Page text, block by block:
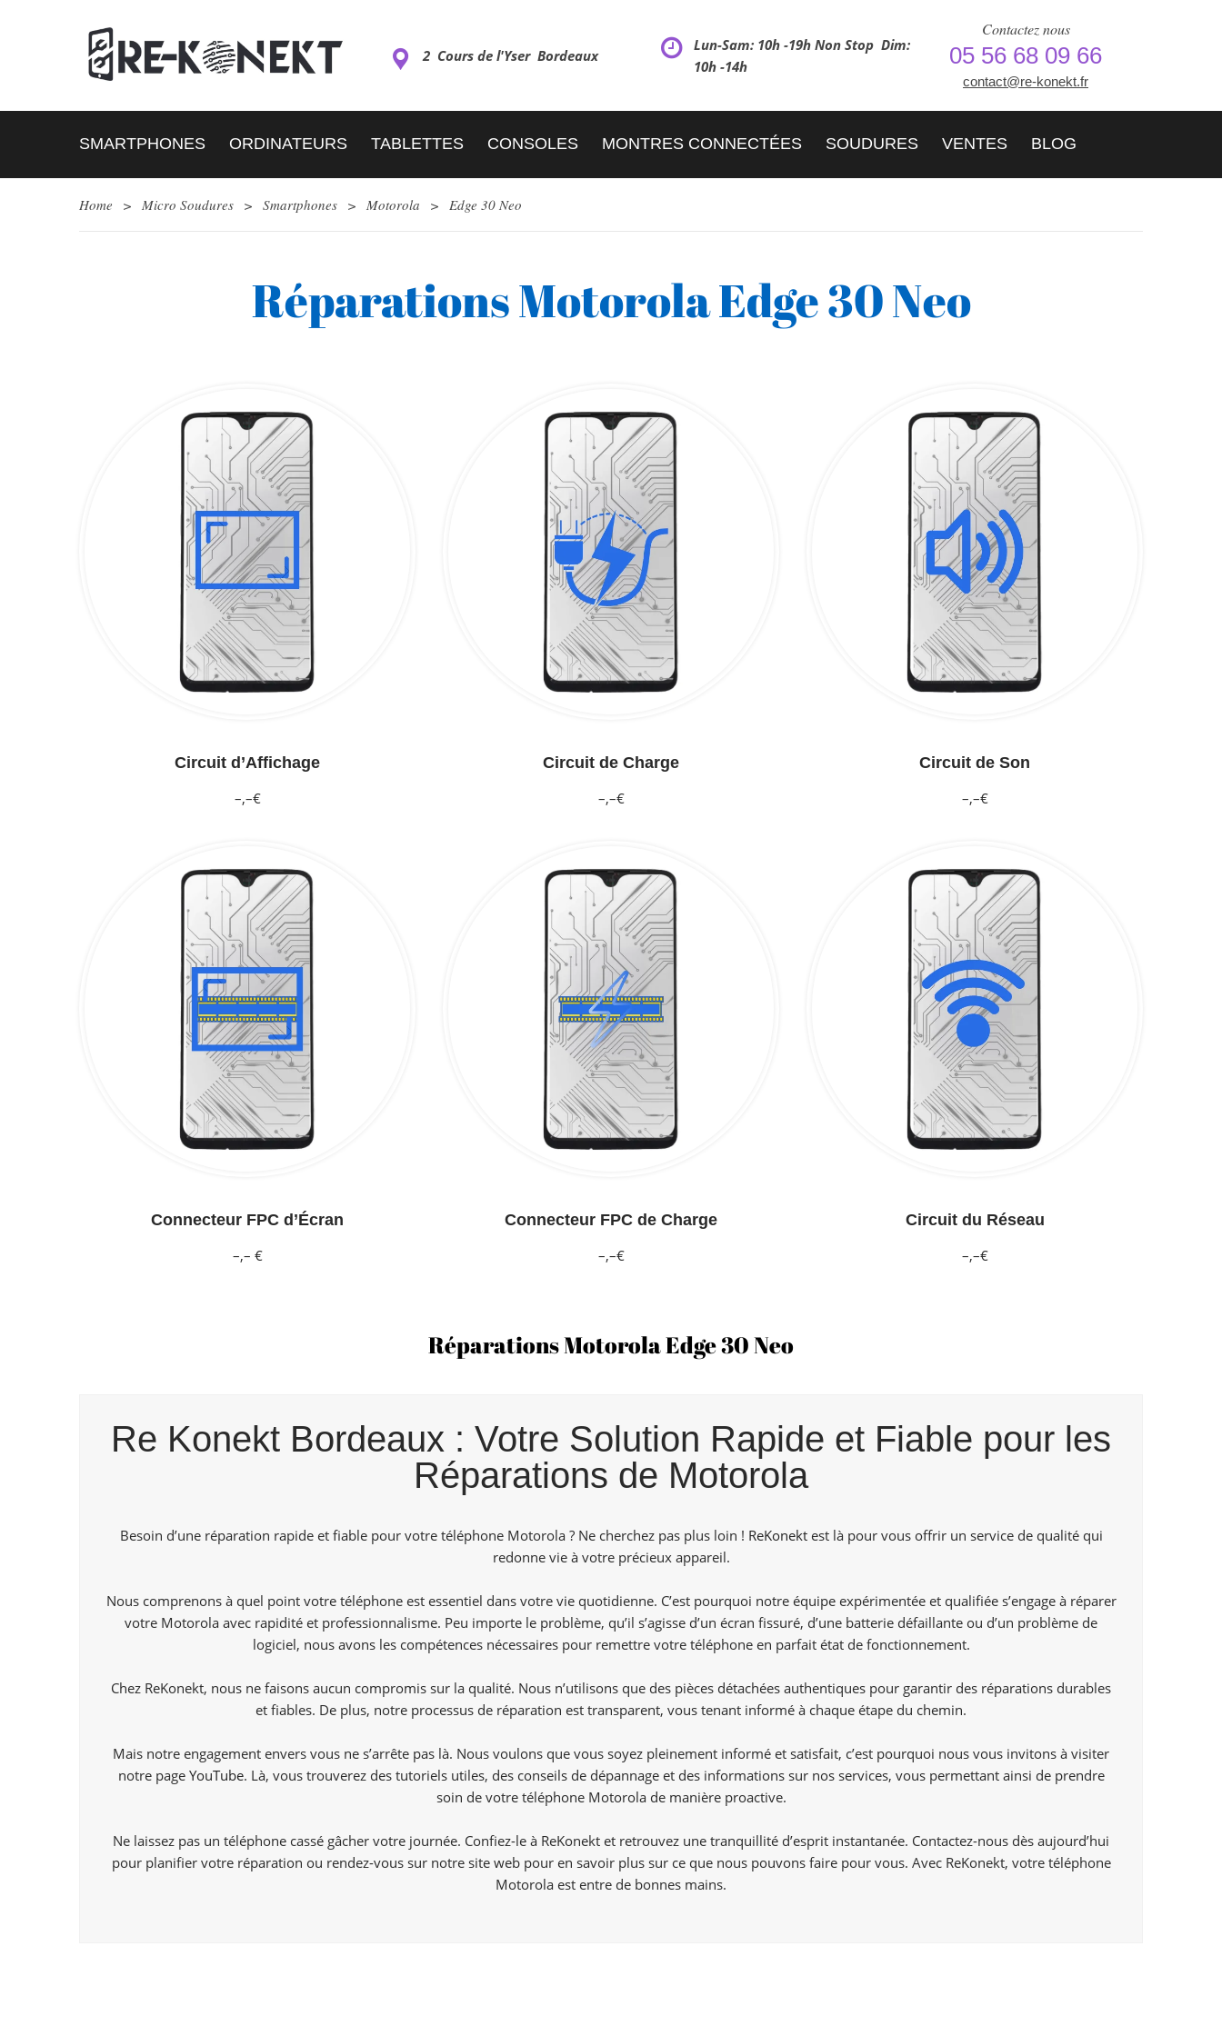
2 Cours de l'Yser Bordeaux
Lun-Sam: 10h -19h Non Stop Dim:
10h -14h
Contactez nous
05 56 68 09 66
contact@re-konekt.fr
SMARTPHONES ORDINATEURS TABLETTES CONSOLES MONTRES CONNECTÉES SOUDURES VENTES BLOG
Home > Micro Soudures > Smartphones > Motorola > Edge 30 Neo
Réparations Motorola Edge 30 Neo
Circuit d’Affichage
–,–€
Circuit de Charge
–,–€
Circuit de Son
–,–€
Connecteur FPC d’Écran
–,– €
Connecteur FPC de Charge
–,–€
Circuit du Réseau
–,–€
Réparations Motorola Edge 30 Neo
Re Konekt Bordeaux : Votre Solution Rapide et Fiable pour les
Réparations de Motorola
Besoin d’une réparation rapide et fiable pour votre téléphone Motorola ? Ne cherchez pas plus loin ! ReKonektest là pour vous offrir un service de qualité qui
redonne vie à votre précieux appareil.
Nous comprenons à quel point votre téléphone est essentiel dans votre vie quotidienne. C’est pourquoi notre équipe expérimentée et qualifiée s’engage à réparer
votre Motorola avec rapidité et professionnalisme. Peu importe le problème, qu’il s’agisse d’un écran fissuré, d’une batterie défaillante ou d’un problème de
logiciel, nous avons les compétences nécessaires pour remettre votre téléphone en parfait état de fonctionnement.
Chez ReKonekt, nous ne faisons aucun compromis sur la qualité. Nous n’utilisons que des pièces détachées authentiques pour garantir des réparations durables
et fiables. De plus, notre processus de réparation est transparent, vous tenant informé à chaque étape du chemin.
Mais notre engagement envers vous ne s’arrête pas là. Nous voulons que vous soyez pleinement informé et satisfait, c’est pourquoi nous vous invitons à visiter
notre page YouTube. Là, vous trouverez des tutoriels utiles, des conseils de dépannage et des informations sur nos services, vous permettant ainsi de prendre
soin de votre téléphone Motorola de manière proactive.
Ne laissez pas un téléphone cassé gâcher votre journée. Confiez-le à ReKonekt et retrouvez une tranquillité d’esprit instantanée. Contactez-nous dès aujourd’hui
pour planifier votre réparation ou rendez-vous sur notre site web pour en savoir plus sur ce que nous pouvons faire pour vous. Avec ReKonekt, votre téléphone
Motorola est entre de bonnes mains.